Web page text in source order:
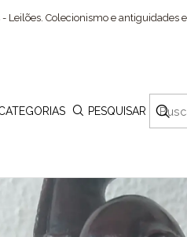
PESQUISAR
Leilões. Colecionismo e antiguidades